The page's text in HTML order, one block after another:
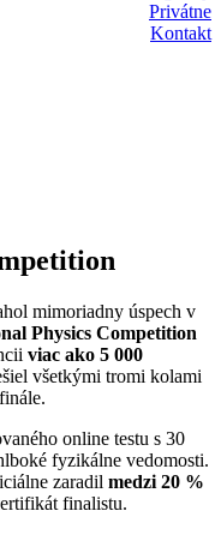
Privátne
Kontakt
mimoriadny úspech v
Physics Competition
viac ako 5 000
všetkými tromi kolami
online testu s 30
fyzikálne vedomosti.
zaradil medzi 20 %
finalistu.